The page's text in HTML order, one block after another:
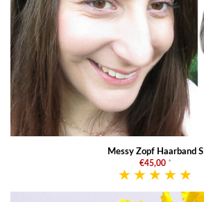
Messy Zopf Haarband S
€45,00 *